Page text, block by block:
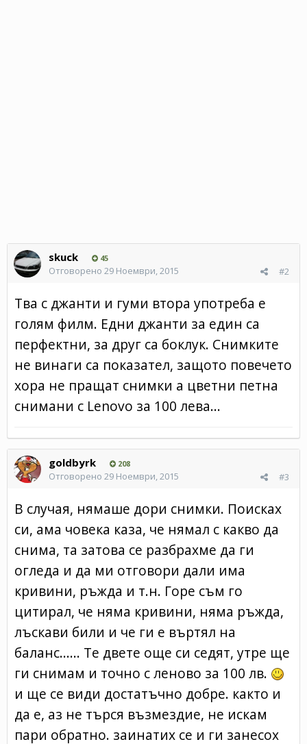
skuck 45
#2
Отговорено 29 Ноември, 2015
Тва с джанти и гуми втора употреба е
голям филм. Едни джанти за един са
перфектни, за друг са боклук. Снимките
не винаги са показател, защото повечето
хора не пращат снимки а цветни петна
снимани с Lenovo за 100 лева...
goldbyrk 208
#3
Отговорено 29 Ноември, 2015
В случая, нямаше дори снимки. Поисках
си, ама човека каза, че нямал с какво да
снима, та затова се разбрахме да ги
огледа и да ми отговори дали има
кривини, ръжда и т.н. Горе съм го
цитирал, че няма кривини, няма ръжда,
лъскави били и че ги е въртял на
баланс...... Те двете още си седят, утре ще
ги снимам и точно с леново за 100 лв.
и ще се види достатъчно добре. както и
да е, аз не търся възмездие, не искам
пари обратно. заинатих се и ги занесох